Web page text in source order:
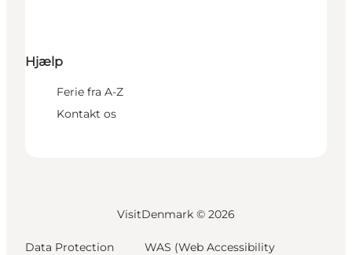
Hjælp
Ferie fra A-Z
Kontakt os
VisitDenmark © 2026
Data Protection WAS (Web Accessibility